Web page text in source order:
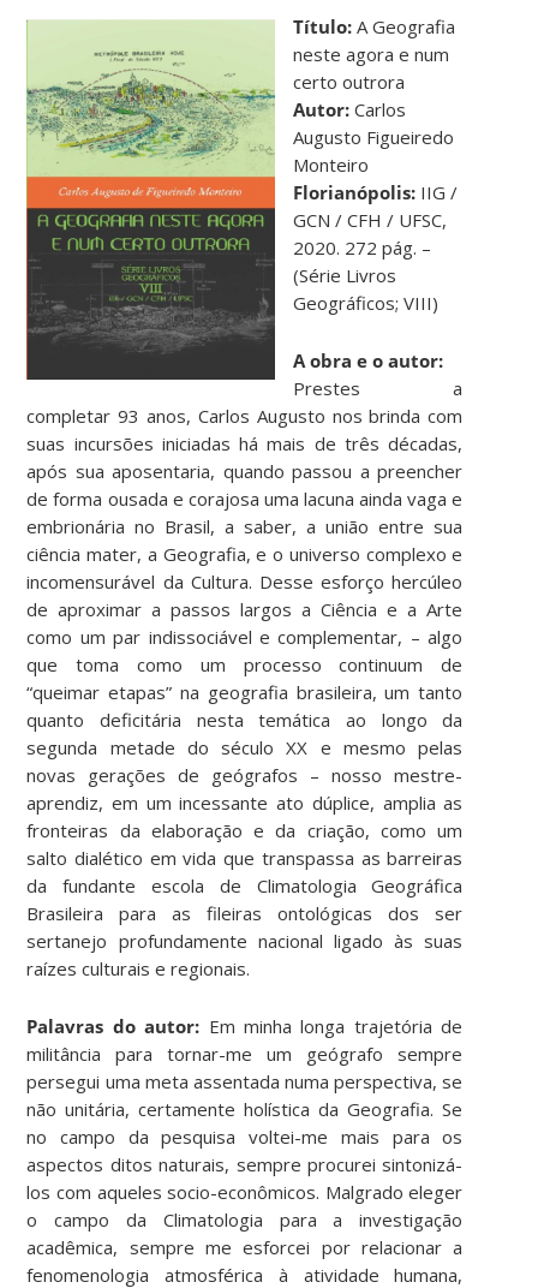
Título: A Geografia
neste agora e num
certo outrora
Autor: Carlos
Augusto Figueiredo
Monteiro
Florianópolis: IIG /
GCN / CFH / UFSC,
2020. 272 pág. –
(Série Livros
Geográficos; VIII)
A obra e o autor:
Prestes a
completar 93 anos, Carlos Augusto nos brinda com
suas incursões iniciadas há mais de três décadas,
após sua aposentaria, quando passou a preencher
de forma ousada e corajosa uma lacuna ainda vaga e
embrionária no Brasil, a saber, a união entre sua
ciência mater, a Geografia, e o universo complexo e
incomensurável da Cultura. Desse esforço hercúleo
de aproximar a passos largos a Ciência e a Arte
como um par indissociável e complementar, – algo
que toma como um processo continuum de
“queimar etapas” na geografia brasileira, um tanto
quanto deficitária nesta temática ao longo da
segunda metade do século XX e mesmo pelas
novas gerações de geógrafos – nosso mestre-
aprendiz, em um incessante ato dúplice, amplia as
fronteiras da elaboração e da criação, como um
salto dialético em vida que transpassa as barreiras
da fundante escola de Climatologia Geográfica
Brasileira para as fileiras ontológicas dos ser
sertanejo profundamente nacional ligado às suas
raízes culturais e regionais.
Palavras do autor: Em minha longa trajetória de
militância para tornar-me um geógrafo sempre
persegui uma meta assentada numa perspectiva, se
não unitária, certamente holística da Geografia. Se
no campo da pesquisa voltei-me mais para os
aspectos ditos naturais, sempre procurei sintonizá-
los com aqueles socio-econômicos. Malgrado eleger
o campo da Climatologia para a investigação
acadêmica, sempre me esforcei por relacionar a
fenomenologia atmosférica à atividade humana,